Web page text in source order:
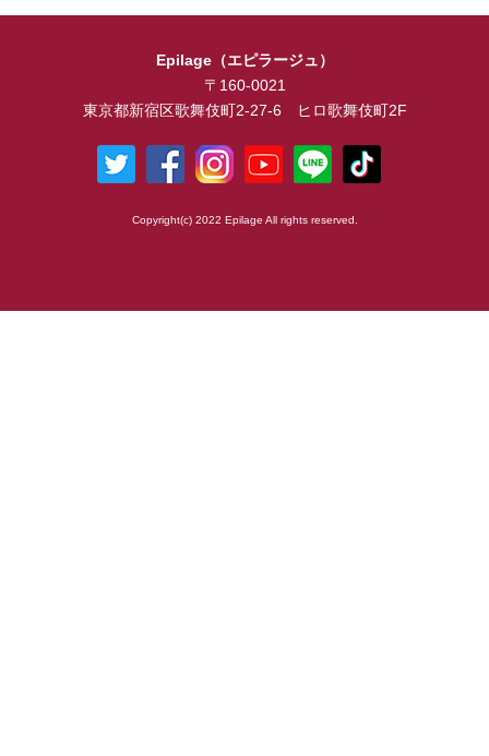
Epilage（エピラージュ）
〒160-0021
東京都新宿区歌舞伎町2-27-6 ヒロ歌舞伎町2F
Copyright(c) 2022 Epilage All rights reserved.